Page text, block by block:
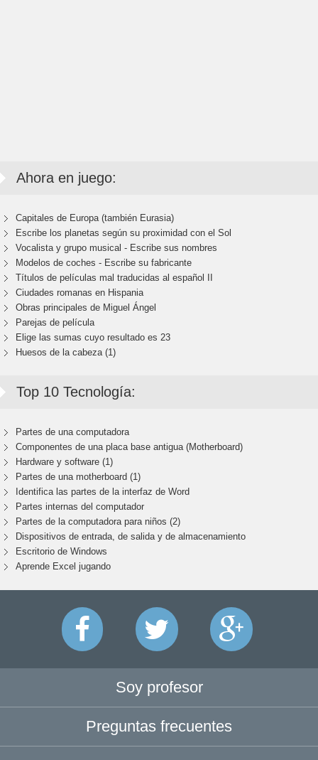
Ahora en juego:
Capitales de Europa (también Eurasia)
Escribe los planetas según su proximidad con el Sol
Vocalista y grupo musical - Escribe sus nombres
Modelos de coches - Escribe su fabricante
Títulos de películas mal traducidas al español II
Ciudades romanas en Hispania
Obras principales de Miguel Ángel
Parejas de película
Elige las sumas cuyo resultado es 23
Huesos de la cabeza (1)
Top 10 Tecnología:
Partes de una computadora
Componentes de una placa base antigua (Motherboard)
Hardware y software (1)
Partes de una motherboard (1)
Identifica las partes de la interfaz de Word
Partes internas del computador
Partes de la computadora para niños (2)
Dispositivos de entrada, de salida y de almacenamiento
Escritorio de Windows
Aprende Excel jugando
Soy profesor
Preguntas frecuentes